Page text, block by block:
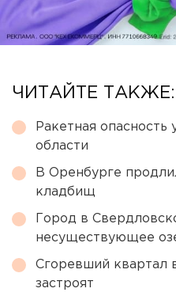
ЧИТАЙТЕ ТАКЖЕ:
Ракетная опасность
области
В Оренбурге
кладбищ
Город в
несуществующее
Сгоревший квартал
застроят